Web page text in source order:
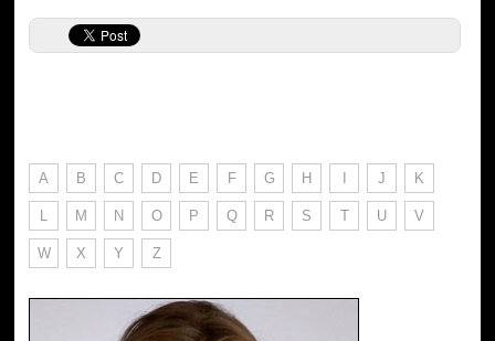
A B C D E F G H I J K
L M N O P Q R S T U V
W X Y Z